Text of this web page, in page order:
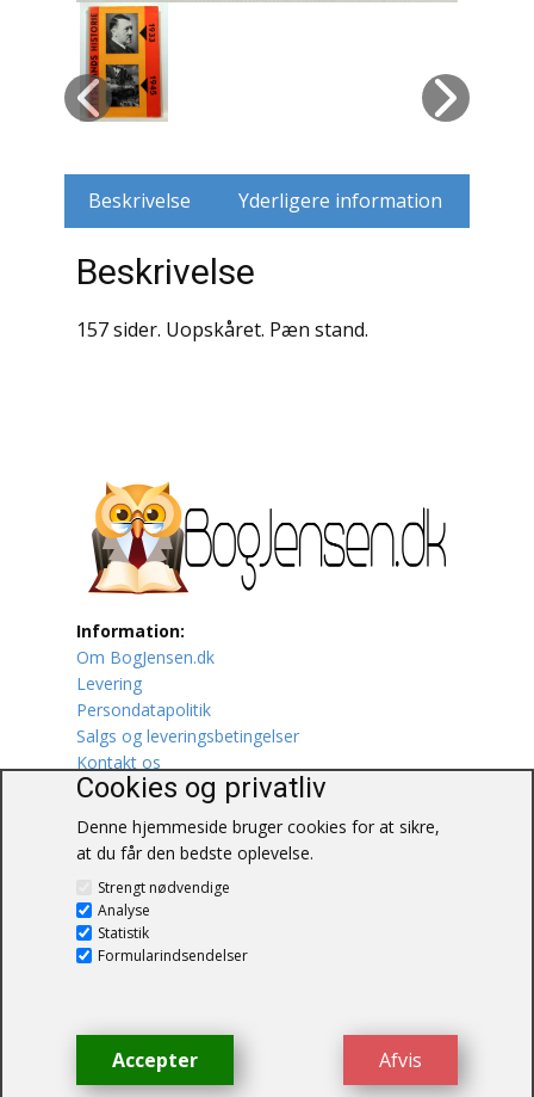
Hus / Have
Husdyr
Krige / Slag
Krop / Sind
Litteraturhistorie
Lokalhistorie / Topografi
Lystfiskeri
Mad
Musik
Mytologi / Sagn / Sagaer
Naturen
Oldtidskundskab
Beskrivelse Yderligere information
Beskrivelse
157 sider. Uopskåret. Pæn stand.
Information:
Om BogJensen.dk
Levering
Persondatapolitik
Salgs og leveringsbetingelser
Kontakt os
Blåkærvej 25
6052 Viuf
Tlf.:60703190
© BogJensen.dk – Alle rettigheder
forbeholdes.
Cookies og privatliv
Denne hjemmeside bruger cookies for at sikre,
at du får den bedste oplevelse.
Strengt nødvendige
Analyse
Statistik
Formularindsendelser
Afvis
Accepter